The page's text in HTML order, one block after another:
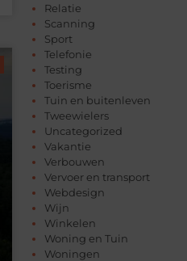
Relatie
Scanning
Sport
Telefonie
Testing
Toerisme
Tuin en buitenleven
Tweewielers
Uncategorized
Vakantie
Verbouwen
Vervoer en transport
Webdesign
Wijn
Winkelen
Woning en Tuin
Woningen